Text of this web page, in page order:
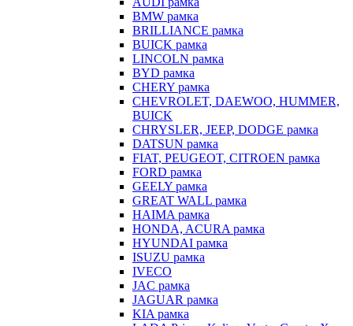
BMW рамка
BRILLIANCE рамка
BUICK рамка
LINCOLN рамка
BYD рамка
CHERY рамка
CHEVROLET, DAEWOO, HUMMER,
BUICK
CHRYSLER, JEEP, DODGE рамка
DATSUN рамка
FIAT, PEUGEOT, CITROEN рамка
FORD рамка
GEELY рамка
GREAT WALL рамка
HAIMA рамка
HONDA, ACURA рамка
HYUNDAI рамка
ISUZU рамка
IVECO
JAC рамка
JAGUAR рамка
KIA рамка